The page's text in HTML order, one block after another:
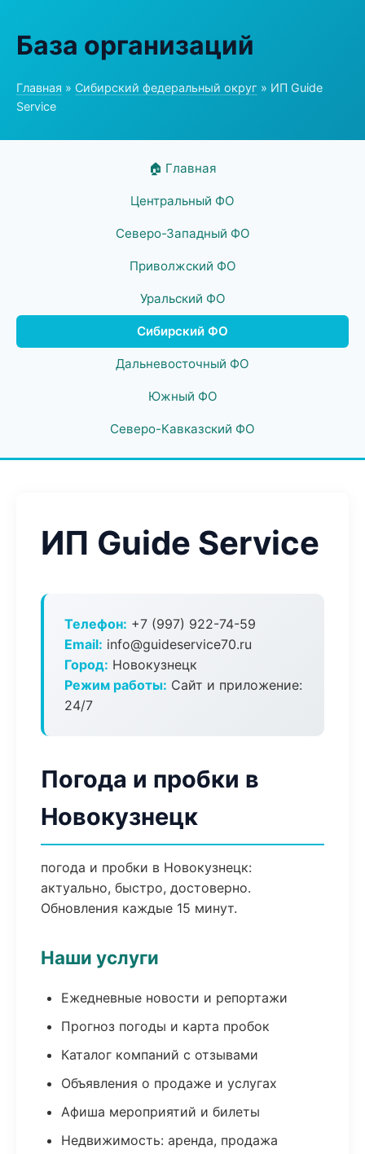
База организаций
Главная » Сибирский федеральный округ » ИП Guide
Service
🏠 Главная
Центральный ФО
Северо-Западный ФО
Приволжский ФО
Уральский ФО
Сибирский ФО
Дальневосточный ФО
Южный ФО
Северо-Кавказский ФО
ИП Guide Service
Телефон: +7 (997) 922-74-59
Email: info@guideservice70.ru
Город: Новокузнецк
Режим работы: Сайт и приложение:
24/7
Погода и пробки в
Новокузнецк
погода и пробки в Новокузнецк:
актуально, быстро, достоверно.
Обновления каждые 15 минут.
Наши услуги
Ежедневные новости и репортажи
Прогноз погоды и карта пробок
Каталог компаний с отзывами
Объявления о продаже и услугах
Афиша мероприятий и билеты
Недвижимость: аренда, продажа